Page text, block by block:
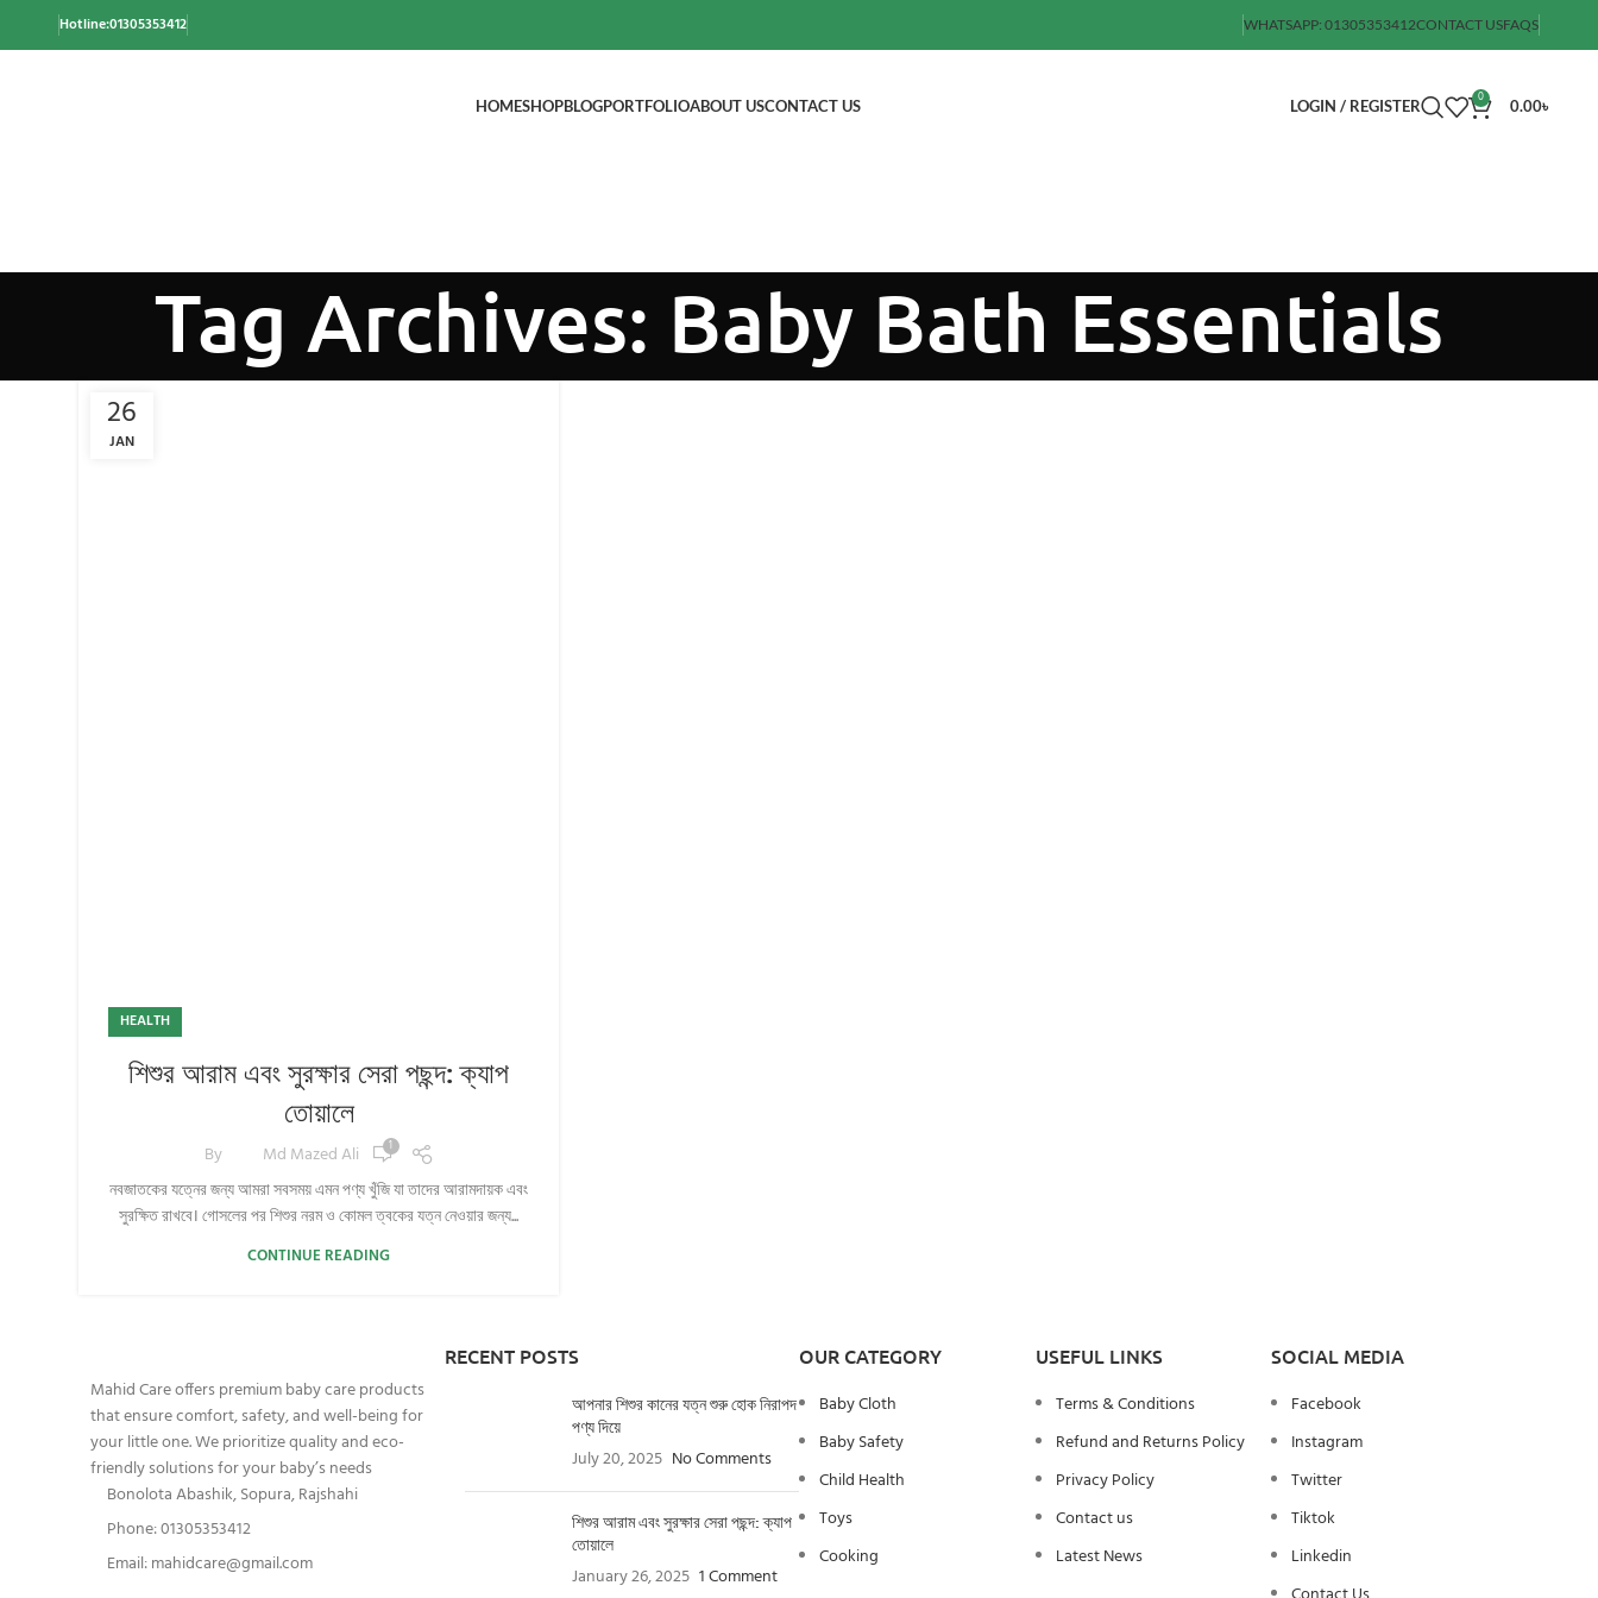
Hotline:01305353412 WHATSAPP: 01305353412CONTACT USFAQS
HOMESHOPBLOGPORTFOLIOABOUT USCONTACT US LOGIN / REGISTER 0 0.00৳
Tag Archives: Baby Bath Essentials
26
JAN
HEALTH
শিশুর আরাম এবং সুরক্ষার সেরা পছন্দ: ক্যাপ
তোয়ালে
By Md Mazed Ali 1
নবজাতকের যত্নের জন্য আমরা সবসময় এমন পণ্য খুঁজি যা তাদের আরামদায়ক এবং
সুরক্ষিত রাখবে। গোসলের পর শিশুর নরম ও কোমল ত্বকের যত্ন নেওয়ার জন্য...
CONTINUE READING
Mahid Care offers premium baby care products
that ensure comfort, safety, and well-being for
your little one. We prioritize quality and eco-
friendly solutions for your baby’s needs
Bonolota Abashik, Sopura, Rajshahi
Phone: 01305353412
Email:mahidcare@gmail.com
RECENT POSTS
আপনার শিশুর কানের যত্ন শুরু হোক নিরাপদ
পণ্য দিয়ে
July 20, 2025 No Comments
শিশুর আরাম এবং সুরক্ষার সেরা পছন্দ: ক্যাপ
তোয়ালে
January 26, 2025 1 Comment
OUR CATEGORY
Baby Cloth
Baby Safety
Child Health
Toys
Cooking
USEFUL LINKS
Terms & Conditions
Refund and Returns Policy
Privacy Policy
Contact us
Latest News
SOCIAL MEDIA
Facebook
Instagram
Twitter
Tiktok
Linkedin